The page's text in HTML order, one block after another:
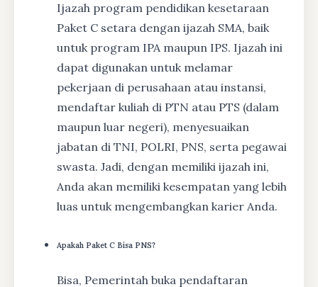
Ijazah program pendidikan kesetaraan
Paket C setara dengan ijazah SMA, baik
untuk program IPA maupun IPS. Ijazah ini
dapat digunakan untuk melamar
pekerjaan di perusahaan atau instansi,
mendaftar kuliah di PTN atau PTS (dalam
maupun luar negeri), menyesuaikan
jabatan di TNI, POLRI, PNS, serta pegawai
swasta. Jadi, dengan memiliki ijazah ini,
Anda akan memiliki kesempatan yang lebih
luas untuk mengembangkan karier Anda.
Apakah Paket C Bisa PNS?
Bisa, Pemerintah buka pendaftaran